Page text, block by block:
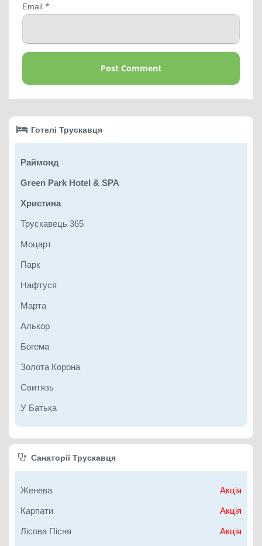
Email *
Готелі Трускавця
Раймонд
Green Park Hotel & SPA
Христина
Трускавець 365
Моцарт
Парк
Нафтуся
Марта
Алькор
Богема
Золота Корона
Свитязь
У Батька
Санаторії Трускавця
Женева Акція
Карпати Акція
Лісова Пісня Акція